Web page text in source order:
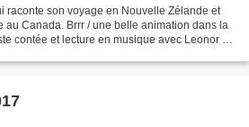
raconte son voyage en Nouvelle Zélande et
au Canada. Brrr / une belle animation dans la
contée et lecture en musique avec Leonor de